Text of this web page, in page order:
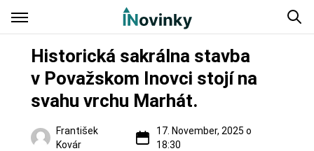
Historická sakrálna stavba
v Považskom Inovci stojí na
svahu vrchu Marhát.
František
Kovár
17. November, 2025 o
18:30